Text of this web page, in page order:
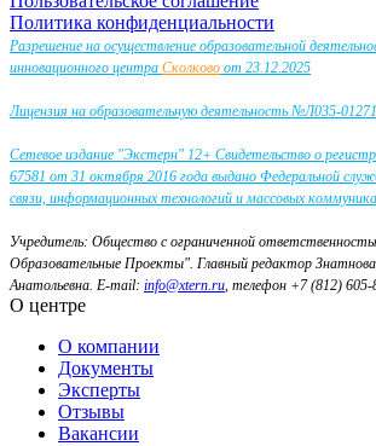
Политика конфиденциальности
Разрешение на осуществление образовательной
инновационного центра Сколково от 23.12.2025
Лицензия на образовательную деятельность №Л035-
Сетевое издание "Экстерн" 12+ Свидетельство о
67581 от 31 октября 2016 года выдано Федеральной
связи, информационных технологий и массовых
Учредитель: Общество с ограниченной
Образовательные Проекты". Главный редактор
Анатольевна. E-mail: info@xtern.ru, телефон +7 (812) 605-
О центре
О компании
Документы
Эксперты
Отзывы
Вакансии